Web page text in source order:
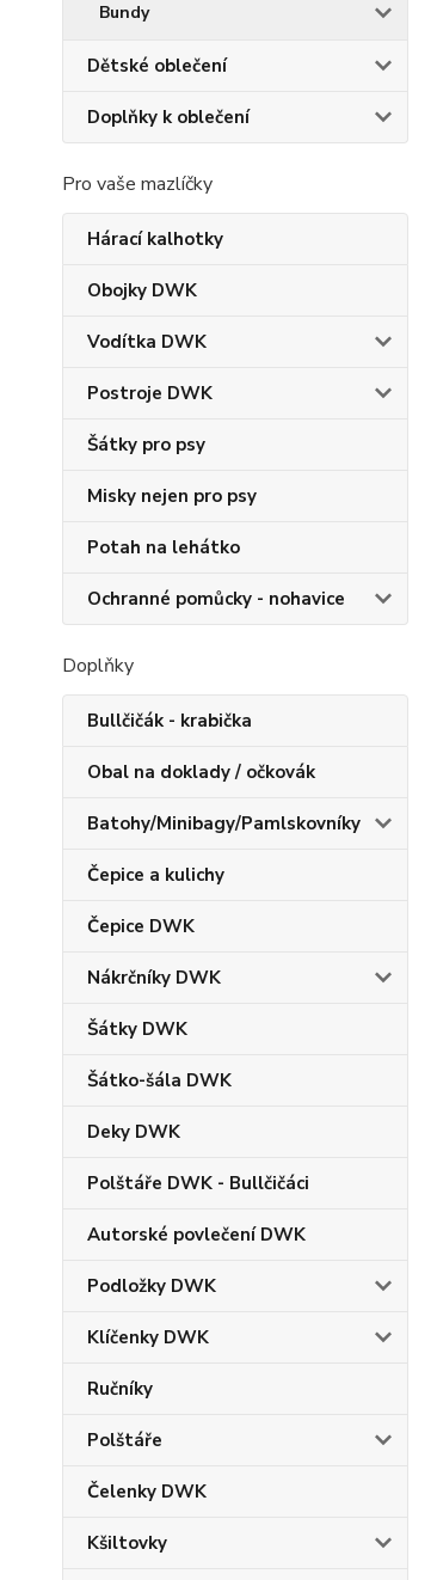
Bundy
Dětské oblečení
Doplňky k oblečení
Pro vaše mazlíčky
Hárací kalhotky
Obojky DWK
Vodítka DWK
Postroje DWK
Šátky pro psy
Misky nejen pro psy
Potah na lehátko
Ochranné pomůcky - nohavice
Doplňky
Bullčičák - krabička
Obal na doklady / očkovák
Batohy/Minibagy/Pamlskovníky
Čepice a kulichy
Čepice DWK
Nákrčníky DWK
Šátky DWK
Šátko-šála DWK
Deky DWK
Polštáře DWK - Bullčičáci
Autorské povlečení DWK
Podložky DWK
Klíčenky DWK
Ručníky
Polštáře
Čelenky DWK
Kšiltovky